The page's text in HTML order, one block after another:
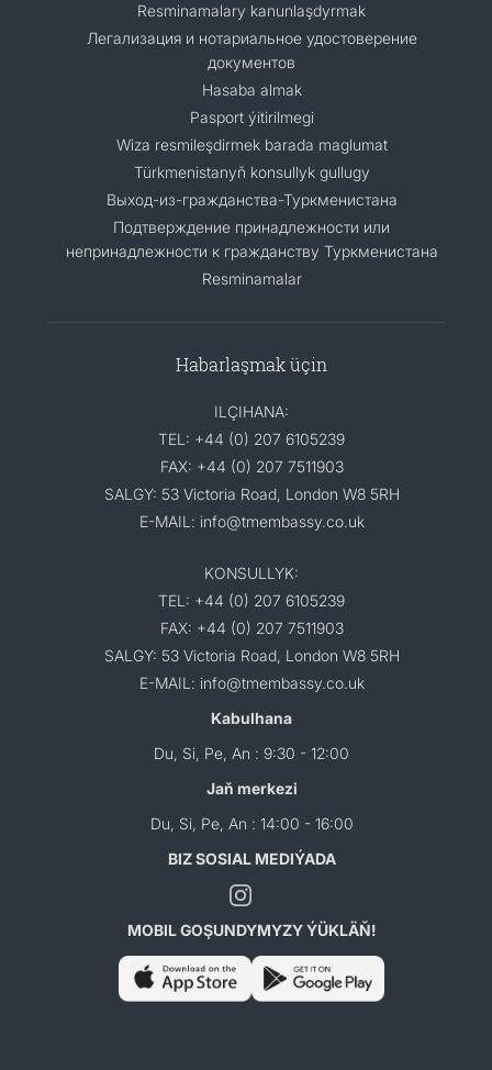
Resminamalary kanunlaşdyrmak
Легализация и нотариальное удостоверение
документов
Hasaba almak
Pasport ýitirilmegi
Wiza resmileşdirmek barada maglumat
Türkmenistanyň konsullyk gullugy
Выход-из-гражданства-Туркменистана
Подтверждение принадлежности или
непринадлежности к гражданству Туркменистана
Resminamalar
Habarlaşmak üçin
ILÇIHANA:
TEL: +44 (0) 207 6105239
FAX: +44 (0) 207 7511903
SALGY: 53 Victoria Road, London W8 5RH
E-MAIL: info@tmembassy.co.uk
KONSULLYK:
TEL: +44 (0) 207 6105239
FAX: +44 (0) 207 7511903
SALGY: 53 Victoria Road, London W8 5RH
E-MAIL: info@tmembassy.co.uk
Kabulhana
Du, Si, Pe, An : 9:30 - 12:00
Jaň merkezi
Du, Si, Pe, An : 14:00 - 16:00
BIZ SOSIAL MEDIÝADA
MOBIL GOŞUNDYMYZY ÝÜKLÄŇ!